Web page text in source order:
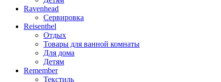
Ravenhead
Сервировка
Reisenthel
Отдых
Товары для ванной комнаты
Для дома
Детям
Remember
Текстиль